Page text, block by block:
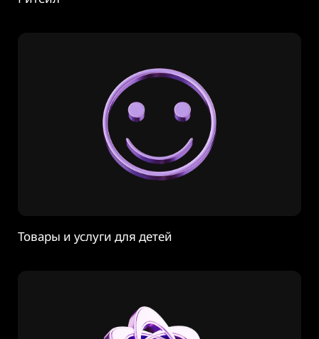
Товары и услуги для детей